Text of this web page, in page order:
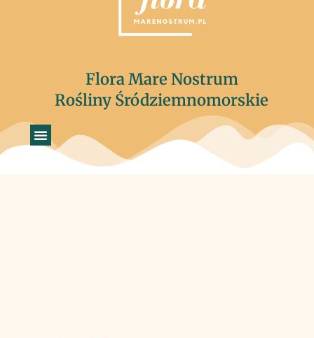
Flora Mare Nostrum
Rośliny Śródziemnomorskie